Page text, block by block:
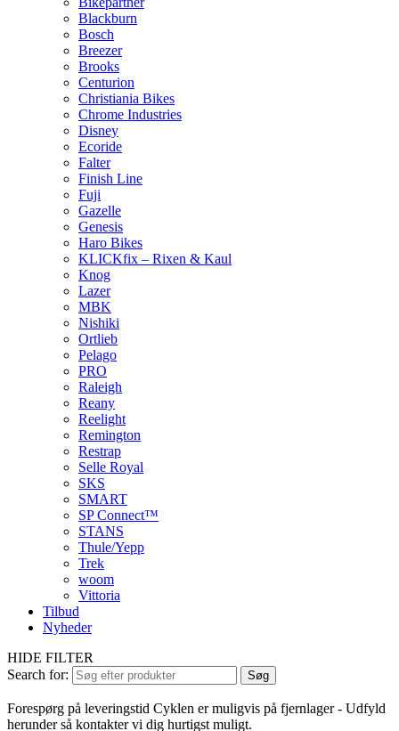
Blackburn
Bosch
Breezer
Brooks
Centurion
Christiania Bikes
Chrome Industries
Disney
Ecoride
Falter
Finish Line
Fuji
Gazelle
Genesis
Haro Bikes
KLICKfix – Rixen & Kaul
Knog
Lazer
MBK
Nishiki
Ortlieb
Pelago
PRO
Raleigh
Reany
Reelight
Remington
Restrap
Selle Royal
SKS
SMART
SP Connect™
STANS
Thule/Yepp
Trek
woom
Vittoria
Tilbud
Nyheder
HIDE FILTER
Search for:
Søg
Forespørg på leveringstid Cyklen er muligvis på fjernlager - Udfyld
herunder så kontakter vi dig hurtigst muligt.